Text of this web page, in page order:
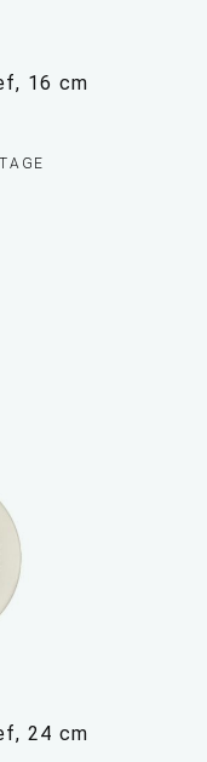
16 cm
24 cm